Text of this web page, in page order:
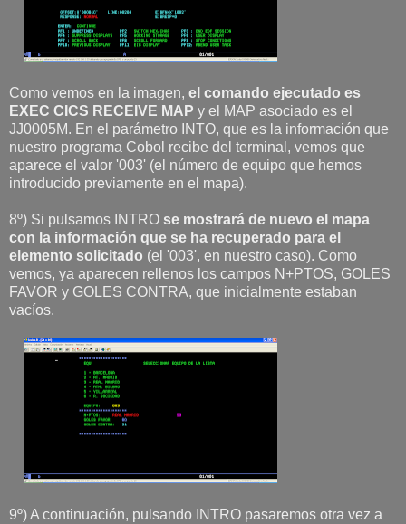
Como vemos en la imagen, el comando ejecutado es
EXEC CICS RECEIVE MAP y el MAP asociado es el
JJ0005M. En el parámetro INTO, que es la información que
nuestro programa Cobol recibe del terminal, vemos que
aparece el valor '003' (el número de equipo que hemos
introducido previamente en el mapa).
8º) Si pulsamos INTRO se mostrará de nuevo el mapa
con la información que se ha recuperado para el
elemento solicitado (el '003', en nuestro caso). Como
vemos, ya aparecen rellenos los campos N+PTOS, GOLES
FAVOR y GOLES CONTRA, que inicialmente estaban
vacíos.
9º) A continuación, pulsando INTRO pasaremos otra vez a